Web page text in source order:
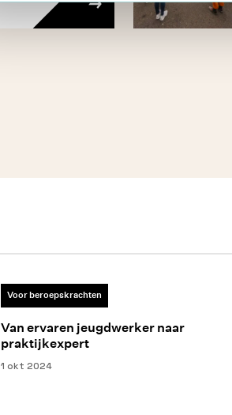
Voor beroepskrachten
Van ervaren jeugdwerker naar
praktijkexpert
1 okt 2024